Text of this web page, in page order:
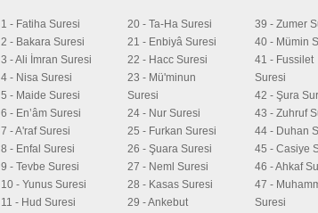
1 - Fatiha Suresi
2 - Bakara Suresi
3 - Ali İmran Suresi
4 - Nisa Suresi
5 - Maide Suresi
6 - En’âm Suresi
7 - A'raf Suresi
8 - Enfal Suresi
9 - Tevbe Suresi
10 - Yunus Suresi
11 - Hud Suresi
20 - Ta-Ha Suresi
21 - Enbiyâ Suresi
22 - Hacc Suresi
23 - Mü'minun
Suresi
24 - Nur Suresi
25 - Furkan Suresi
26 - Şuara Suresi
27 - Neml Suresi
28 - Kasas Suresi
29 - Ankebut
39 - Zumer
40 - Mümin
41 - Fussilet
Suresi
42 - Şura
43 - Zuhruf
44 - Duhan
45 - Casiye
46 - Ahkaf
47 -
Suresi